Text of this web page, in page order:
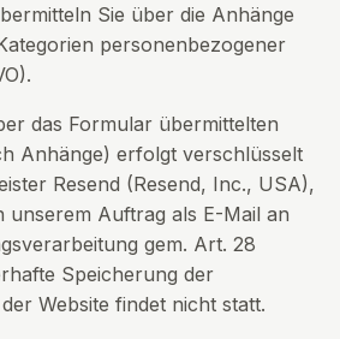
Sie über die Anhänge
personenbezogener
das Formular übermittelten
Anhänge) erfolgt verschlüsselt
Resend (Resend, Inc., USA),
unserem Auftrag als E-Mail an
gem. Art. 28
Speicherung der
Website findet nicht statt.